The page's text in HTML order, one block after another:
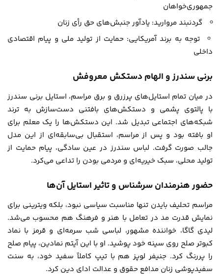
جمهوری‌خواهان
گردنبند مروارید: یادآور جنبش‌های حق رأی زنان
توجه به برند آمریکایی: حمایت از تولید ملی و پیام اقتصادی
داخلی
برنی سندرز و الهام دستکش معروفش
در میان تمام استایل‌های پرزرق و برق مراسم، استایل برنی سندرز
با پالتوی پشمی و دستکش‌های بافتنی دست‌سازش به ترند
شبکه‌های اجتماعی تبدیل شد. این دستکش‌ها را یک معلم برای
او بافته بود و پس از مراسم، استقبال بی‌سابقه‌ای از این مدل
جالب صورت گرفت. لباس سندرز در عین سادگی، پیام حمایت از
تولید محلی، سبک خیریه‌ای و مردمی بودن را تداعی می‌کرد.
حضور هنرمندان سرشناس و تاثیر استایل آن‌ها
مراسم تحلیف بایدن تنها مناسبت سیاسی نبود، بلکه ویترینی برای
نمایش قدرت مد در تعامل با هنر و فرهنگ هم محسوب می‌شد.
لیدی گاگا، خواننده مشهور، لباسی شب سرمه‌ای و قرمز با نماد
کبوتر صلح روی سینه خود پوشید. او با این آیتم نمادین، پیام صلح
را پررنگ کرد. جنیفر لوپز هم با تیپ کاملاً سفید خود، به سنت
سفیدپوشی زنان مدافع حقوق و عدالت ادای دین کرد.